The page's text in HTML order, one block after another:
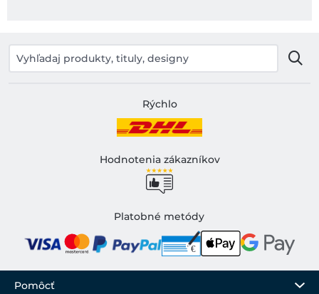
Rýchlo
Hodnotenia zákazníkov
Platobné metódy
Pomôcť